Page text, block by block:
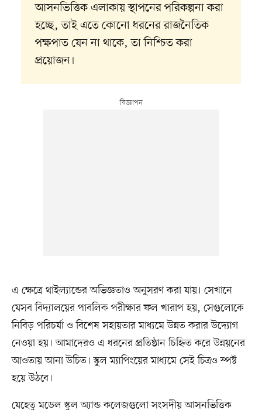
আসনভিত্তিক এলাকায় স্থাপনের পরিকল্পনা করা
হচ্ছে, তাই এতে কোনো ধরনের রাজনৈতিক
পক্ষপাত যেন না থাকে, তা নিশ্চিত করা
প্রয়োজন।
এ ক্ষেত্রে থাইল্যান্ডের অভিজ্ঞতাও অনুসরণ করা যায়। সেখানে
যেসব বিদ্যালয়ের পাবলিক পরীক্ষার ফল খারাপ হয়, সেগুলোকে
নিবিড় পরিচর্যা ও বিশেষ সহায়তার মাধ্যমে উন্নত করার উদ্যোগ
নেওয়া হয়। আমাদেরও এ ধরনের প্রতিষ্ঠান চিহ্নিত করে উন্নয়নের
আওতায় আনা উচিত। স্কুল ম্যাপিংয়ের মাধ্যমে সেই চিত্রও স্পষ্ট
হয়ে উঠবে।
যেহেতু মডেল স্কুল অ্যান্ড কলেজগুলো সংসদীয় আসনভিত্তিক